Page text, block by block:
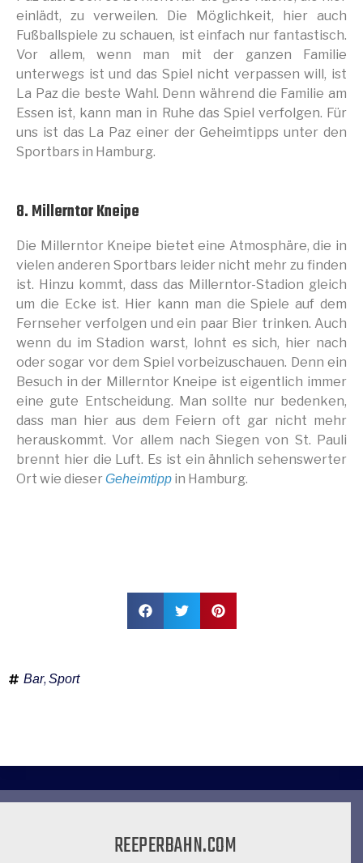
einlädt, zu verweilen. Die Möglichkeit, hier auch
Fußballspiele zu schauen, ist einfach nur fantastisch.
Vor allem, wenn man mit der ganzen Familie
unterwegs ist und das Spiel nicht verpassen will, ist
La Paz die beste Wahl. Denn während die Familie am
Essen ist, kann man in Ruhe das Spiel verfolgen. Für
uns ist das La Paz einer der Geheimtipps unter den
Sportbars in Hamburg.
8. Millerntor Kneipe
Die Millerntor Kneipe bietet eine Atmosphäre, die in
vielen anderen Sportbars leider nicht mehr zu finden
ist. Hinzu kommt, dass das Millerntor-Stadion gleich
um die Ecke ist. Hier kann man die Spiele auf dem
Fernseher verfolgen und ein paar Bier trinken. Auch
wenn du im Stadion warst, lohnt es sich, hier nach
oder sogar vor dem Spiel vorbeizuschauen. Denn ein
Besuch in der Millerntor Kneipe ist eigentlich immer
eine gute Entscheidung. Man sollte nur bedenken,
dass man hier aus dem Feiern oft gar nicht mehr
herauskommt. Vor allem nach Siegen von St. Pauli
brennt hier die Luft. Es ist ein ähnlich sehenswerter
Ort wie dieserGeheimtipp in Hamburg.
Bar, Sport
REEPERBAHN.COM